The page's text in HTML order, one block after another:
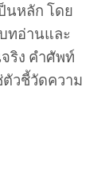
นหลัก โดย
ทอ่านและ
ริง คำศัพท์
ตัวชี้วัดความ